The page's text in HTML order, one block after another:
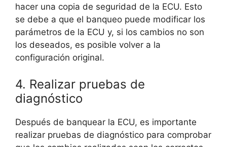
hacer una copia de seguridad de la ECU. Esto
se debe a que el banqueo puede modificar los
parámetros de la ECU y, si los cambios no son
los deseados, es posible volver a la
configuración original.
4. Realizar pruebas de
diagnóstico
Después de banquear la ECU, es importante
realizar pruebas de diagnóstico para comprobar